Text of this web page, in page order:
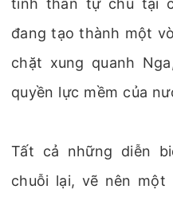
tinh thần tự chủ tại
đang tạo thành một
chặt xung quanh
quyền lực mềm của
Tất cả những diễn
chuỗi lại, vẽ nên